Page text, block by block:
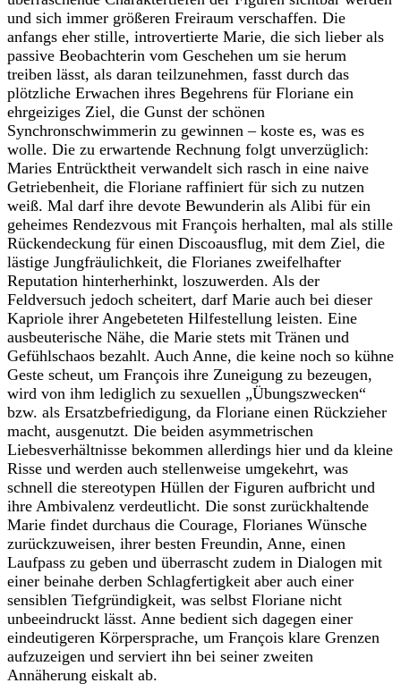
und sich immer größeren Freiraum verschaffen. Die
anfangs eher stille, introvertierte Marie, die sich lieber als
passive Beobachterin vom Geschehen um sie herum
treiben lässt, als daran teilzunehmen, fasst durch das
plötzliche Erwachen ihres Begehrens für Floriane ein
ehrgeiziges Ziel, die Gunst der schönen
Synchronschwimmerin zu gewinnen – koste es, was es
wolle. Die zu erwartende Rechnung folgt unverzüglich:
Maries Entrücktheit verwandelt sich rasch in eine naive
Getriebenheit, die Floriane raffiniert für sich zu nutzen
weiß. Mal darf ihre devote Bewunderin als Alibi für ein
geheimes Rendezvous mit François herhalten, mal als stille
Rückendeckung für einen Discoausflug, mit dem Ziel, die
lästige Jungfräulichkeit, die Florianes zweifelhafter
Reputation hinterherhinkt, loszuwerden. Als der
Feldversuch jedoch scheitert, darf Marie auch bei dieser
Kapriole ihrer Angebeteten Hilfestellung leisten. Eine
ausbeuterische Nähe, die Marie stets mit Tränen und
Gefühlschaos bezahlt. Auch Anne, die keine noch so kühne
Geste scheut, um François ihre Zuneigung zu bezeugen,
wird von ihm lediglich zu sexuellen „Übungszwecken“
bzw. als Ersatzbefriedigung, da Floriane einen Rückzieher
macht, ausgenutzt. Die beiden asymmetrischen
Liebesverhältnisse bekommen allerdings hier und da kleine
Risse und werden auch stellenweise umgekehrt, was
schnell die stereotypen Hüllen der Figuren aufbricht und
ihre Ambivalenz verdeutlicht. Die sonst zurückhaltende
Marie findet durchaus die Courage, Florianes Wünsche
zurückzuweisen, ihrer besten Freundin, Anne, einen
Laufpass zu geben und überrascht zudem in Dialogen mit
einer beinahe derben Schlagfertigkeit aber auch einer
sensiblen Tiefgründigkeit, was selbst Floriane nicht
unbeeindruckt lässt. Anne bedient sich dagegen einer
eindeutigeren Körpersprache, um François klare Grenzen
aufzuzeigen und serviert ihn bei seiner zweiten
Annäherung eiskalt ab.